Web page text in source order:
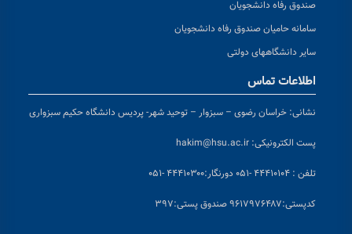
صندوق رفاه دانشجویان
سامانه حامیان صندوق رفاه دانشجویان
سایر دانشگاههای دولتی
اطلاعات تماس
نشانی: خراسان رضوی – سبزوار – توحید شهر- پردیس دانشگاه حکیم سبزواری
پست الکترونیکی: hakim@hsu.ac.ir
تلفن : ۴۴۴۱۰۱۰۴ -۰۵۱ دورنگار:۴۴۴۱۰۳۰۰ -۰۵۱
کدپستی:۹۶۱۷۹۷۶۴۸۷ صندوق پستی:۳۹۷